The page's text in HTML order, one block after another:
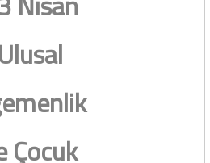
Ulusal
Çocuk